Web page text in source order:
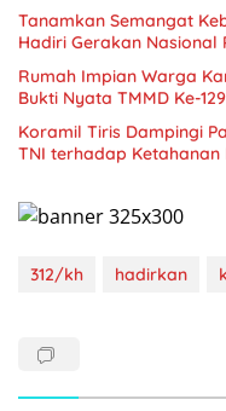
Tanamkan Semangat
Hadiri Gerakan Nasional
Rumah Impian Warga
Bukti Nyata TMMD Ke-
Koramil Tiris Dampingi
TNI terhadap Ketahanan
312/kh hadirkan